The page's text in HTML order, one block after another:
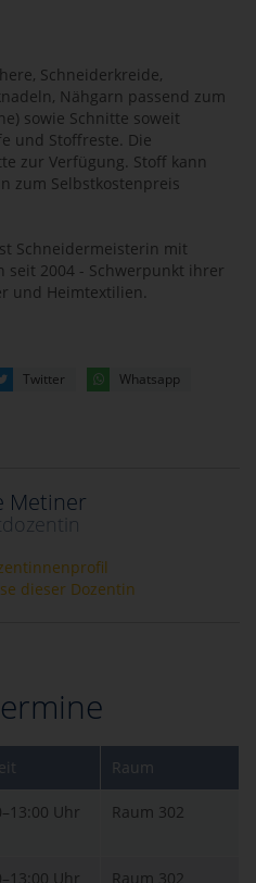
Schneiderkreide,
Nähgarn passend zum
sowie Schnitte soweit
und Stoffreste. Die
zur Verfügung. Stoff kann
zum Selbstkostenpreis
Schneidermeisterin mit
2004 - Schwerpunkt ihrer
und Heimtextilien.
Twitter Whatsapp
Metiner
dieser Dozentin
Raum
Uhr Raum 302
Uhr Raum 302